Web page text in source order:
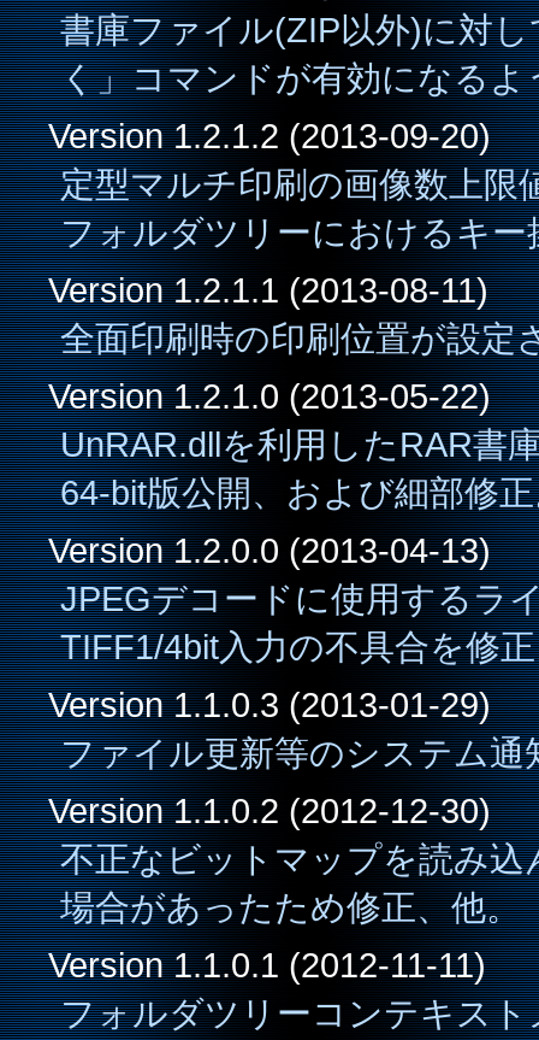
書庫ファイル(ZIP以外)に対
く」コマンドが有効になるよ
Version 1.2.1.2 (2013-09-20)
定型マルチ印刷の画像数上限
フォルダツリーにおけるキー
Version 1.2.1.1 (2013-08-11)
全面印刷時の印刷位置が設定
Version 1.2.1.0 (2013-05-22)
UnRAR.dllを利用したRAR書
64-bit版公開、および細部修
Version 1.2.0.0 (2013-04-13)
JPEGデコードに使用するラ
TIFF1/4bit入力の不具合を修
Version 1.1.0.3 (2013-01-29)
ファイル更新等のシステム通
Version 1.1.0.2 (2012-12-30)
不正なビットマップを読み
場合があったため修正、他。
Version 1.1.0.1 (2012-11-11)
フォルダツリーコンテキス